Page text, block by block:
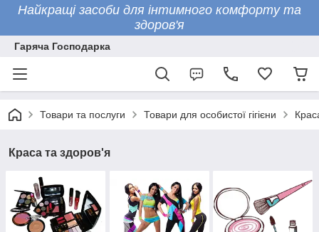
Найкращі засоби для інтимного комфорту та
здоров'я
Гаряча Господарка
Товари та послуги Товари для особистої гігієни
Краса та здоров'я